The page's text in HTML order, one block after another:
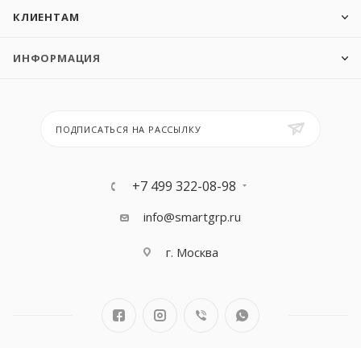
КЛИЕНТАМ
ИНФОРМАЦИЯ
ПОДПИСАТЬСЯ НА РАССЫЛКУ
+7 499 322-08-98
info@smartgrp.ru
г. Москва